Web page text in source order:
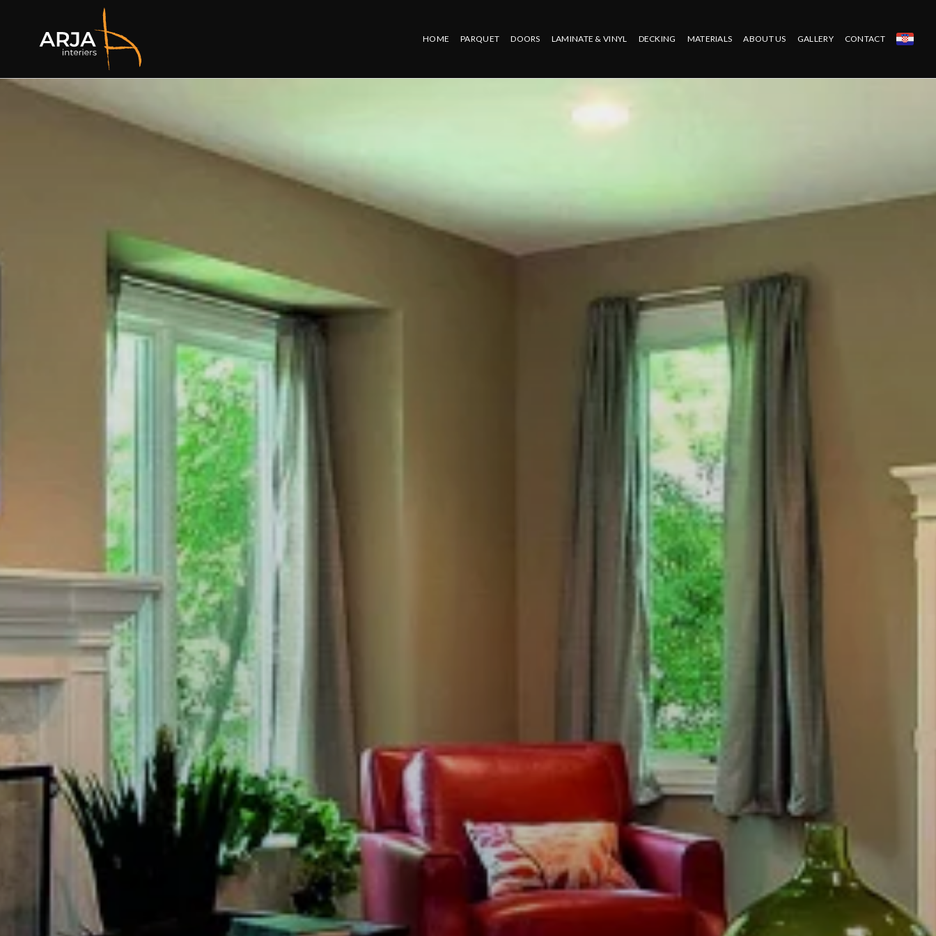
HOME PARQUET DOORS LAMINATE & VINYL DECKING MATERIALS ABOUT US GALLERY CONTACT